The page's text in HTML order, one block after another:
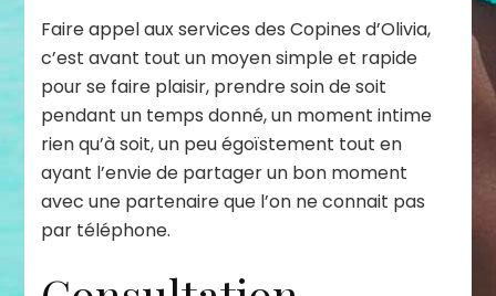
Faire appel aux services des Copines d’Olivia,
c’est avant tout un moyen simple et rapide
pour se faire plaisir, prendre soin de soit
pendant un temps donné, un moment intime
rien qu’à soit, un peu égoïstement tout en
ayant l’envie de partager un bon moment
avec une partenaire que l’on ne connait pas
par téléphone.